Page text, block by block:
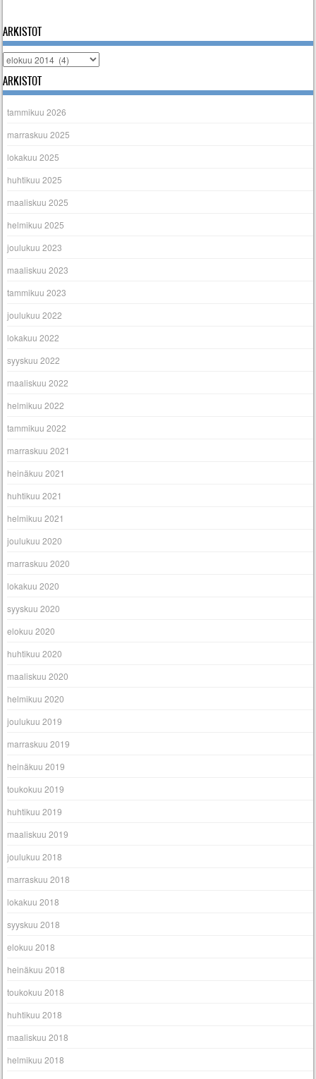
ARKISTOT
Arkistot
ARKISTOT
tammikuu 2026
marraskuu 2025
lokakuu 2025
huhtikuu 2025
maaliskuu 2025
helmikuu 2025
joulukuu 2023
maaliskuu 2023
tammikuu 2023
joulukuu 2022
lokakuu 2022
syyskuu 2022
maaliskuu 2022
helmikuu 2022
tammikuu 2022
marraskuu 2021
heinäkuu 2021
huhtikuu 2021
helmikuu 2021
joulukuu 2020
marraskuu 2020
lokakuu 2020
syyskuu 2020
elokuu 2020
huhtikuu 2020
maaliskuu 2020
helmikuu 2020
joulukuu 2019
marraskuu 2019
heinäkuu 2019
toukokuu 2019
huhtikuu 2019
maaliskuu 2019
joulukuu 2018
marraskuu 2018
lokakuu 2018
syyskuu 2018
elokuu 2018
heinäkuu 2018
toukokuu 2018
huhtikuu 2018
maaliskuu 2018
helmikuu 2018